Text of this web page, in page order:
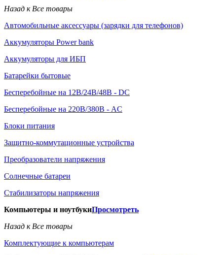
Назад к Все товары
Автомобильные аксессуары (зарядки для телефонов)
Аккумуляторы Power bank
Аккумуляторы для ИБП
Батарейки бытовые
Бесперебойные на 12В/24В/48В - DC
Бесперебойные на 220В/380В - AC
Блоки питания
Защитно-коммутационные устройства
Преобразователи напряжения
Солнечные батареи
Стабилизаторы напряжения
Компьютеры и ноутбукиПросмотреть
Назад к Все товары
Комплектующие к компьютерам